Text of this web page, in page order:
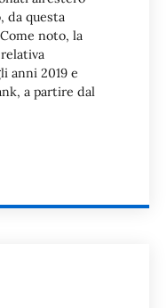
da questa
noto, la
anni 2019 e
a partire dal